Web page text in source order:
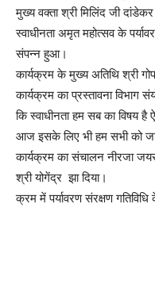
मुख्य वक्ता श्री मिलिंद जी
स्वाधीनता अमृत महोत्सव के
संपन्न हुआ।
कार्यक्रम के मुख्य अतिथि श्री
कार्यक्रम का प्रस्तावना विभाग
कि स्वाधीनता हम सब का विषय है
आज इसके लिए भी हम सभी को
कार्यक्रम का संचालन नीरजा
श्री योगेंद्र झा दिया।
क्रम में पर्यावरण संरक्षण